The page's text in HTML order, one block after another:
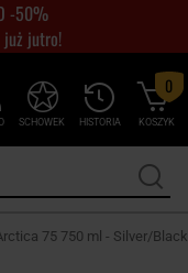
-50%
już jutro!
HISTORIA
SCHOWEK KOSZYK
0
75 750 ml - Silver/Black